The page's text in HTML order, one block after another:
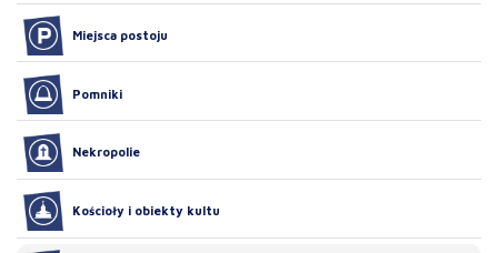
Miejsca postoju
Pomniki
Nekropolie
Kościoły i obiekty kultu